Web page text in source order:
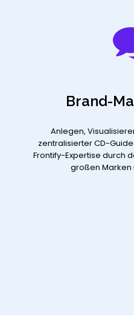
Brand-
Anlegen,
zentralisierter CD-
Frontify-Expertise durch
großen Marken